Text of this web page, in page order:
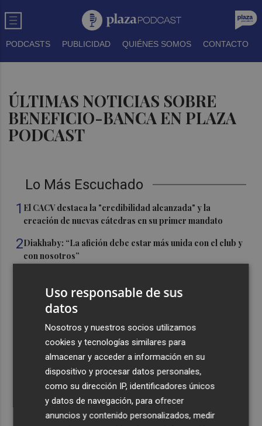
PODCASTS PUBLICIDAD QUIÉNES SOMOS CONTACTO
ÚLTIMAS NOTICIAS SOBRE
BENEFICIO-BANCA EN PLAZA
PODCAST
Lo Más Escuchado
1 El CACV destaca la "credibilidad alcanzada" y la
creación de nuevas cátedras en su primer mandato
2Diakhaby: “La afición debe estar más unida con el club y
con nosotros”
hemos entrenado"
Controlado el incendio en Sierra Engarcerán (Castellón)
La capacidad de los modelos de IA para burlar la
seguridad alarma a gobiernos y empresas
Uso responsable de sus
datos
Nosotros y nuestros socios utilizamos
cookies y tecnologías similares para
almacenar y acceder a información en su
dispositivo y procesar datos personales,
como su dirección IP, identificadores únicos
y datos de navegación, para ofrecer
anuncios y contenido personalizados, medir